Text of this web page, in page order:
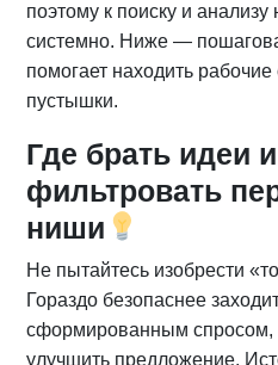
поэтому к поиску и
системно. Ниже —
помогает находить рабочие
пустышки.
Где брать идеи
фильтровать
ниши
Не пытайтесь изобрести
Гораздо безопаснее
сформированным спросом,
улучшить предложение.